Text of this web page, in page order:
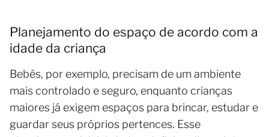
Planejamento do espaço de acordo com a
idade da criança
Bebês, por exemplo, precisam de um ambiente
mais controlado e seguro, enquanto crianças
maiores já exigem espaços para brincar, estudar e
guardar seus próprios pertences. Esse